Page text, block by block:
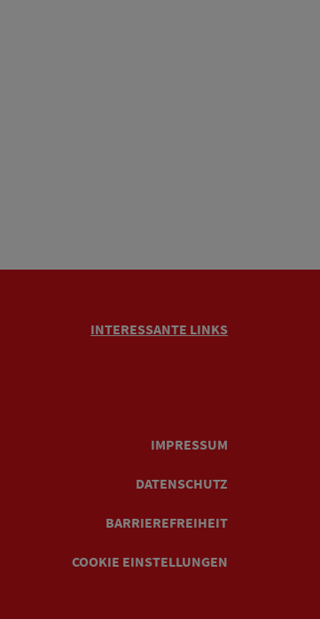
INTERESSANTE LINKS
IMPRESSUM
DATENSCHUTZ
BARRIEREFREIHEIT
COOKIE EINSTELLUNGEN